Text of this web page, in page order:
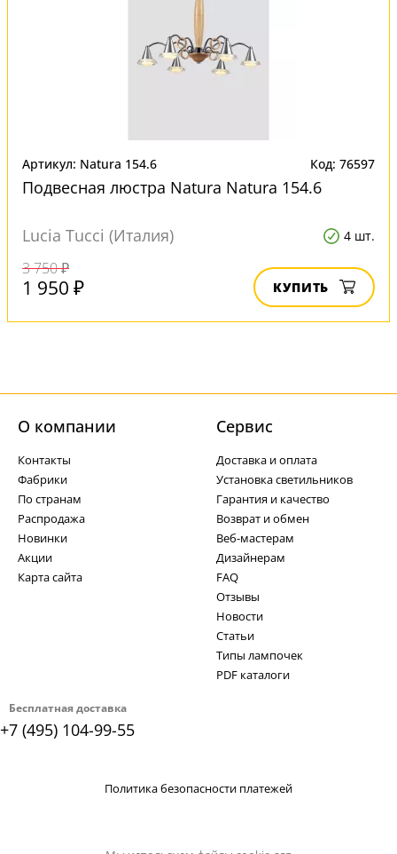
Артикул: Natura 154.6 Код: 76597
Подвесная люстра Natura Natura 154.6
Lucia Tucci (Италия) 4 шт.
3 750 ₽
1 950 ₽ КУПИТЬ
Бесплатная доставка
+7 (495) 104-99-55
О компании
Контакты
Фабрики
По странам
Распродажа
Новинки
Акции
Карта сайта
Cервис
Доставка и оплата
Установка светильников
Гарантия и качество
Возврат и обмен
Веб-мастерам
Дизайнерам
FAQ
Отзывы
Новости
Статьи
Типы лампочек
PDF каталоги
Политика безопасности платежей